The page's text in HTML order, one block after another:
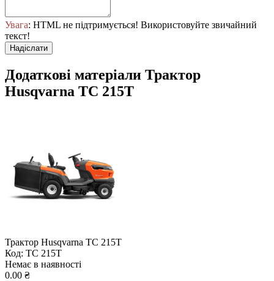
Увага: HTML не підтримується! Використовуйте звичайний
текст!
Надіслати
Додаткові матеріали Трактор
Husqvarna TС 215T
Трактор Husqvarna TС 215T
Код: TС 215T
Немає в наявності
0.00 ₴